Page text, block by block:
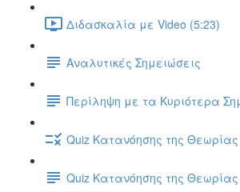
Διδασκαλία με Video (5:23)
Αναλυτικές Σημειώσεις
Περίληψη με τα Κυριότερα
Quiz Κατανόησης της
Quiz Κατανόησης της